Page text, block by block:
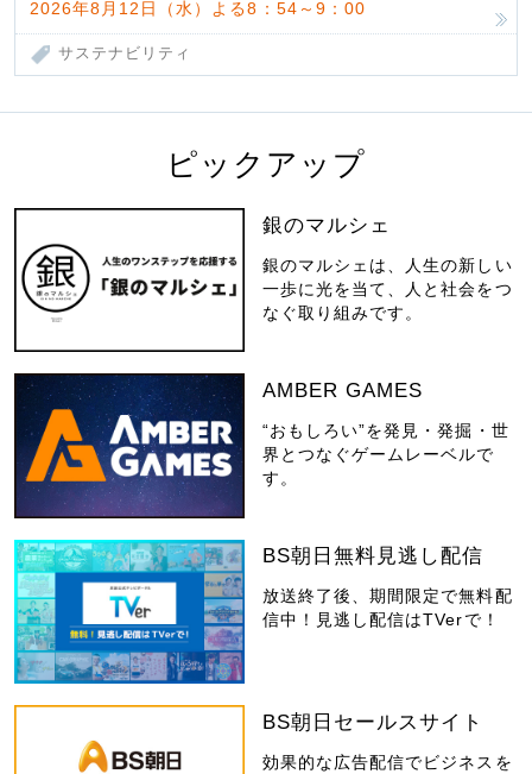
2026年8月12日（水）よる8：54～9：00
サステナビリティ
ピックアップ
銀のマルシェ
銀のマルシェは、人生の新しい
一歩に光を当て、人と社会をつ
なぐ取り組みです。
AMBER GAMES
“おもしろい”を発見・発掘・世
界とつなぐゲームレーベルで
す。
BS朝日無料見逃し配信
放送終了後、期間限定で無料配
信中！見逃し配信はTVerで！
BS朝日セールスサイト
効果的な広告配信でビジネスを